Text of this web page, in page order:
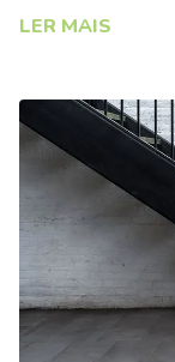
LER MAIS